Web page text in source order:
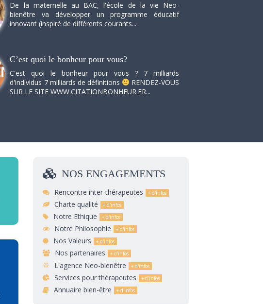
De la maternelle au BAC, l'école de la vie Neo-
bienêtre va développer un programme éducatif
innovant (inspiré de différents courants...
C’est quoi le bonheur pour vous?
C'est quoi le bonheur pour vous ? 7 milliards
d'individus 7 milliards de définitions
RENDEZ-VOUS
SUR LE SITE WWW.CITATIONBONHEUR.FR...
NOS ENGAGEMENTS
Rencontre inter-thérapeutes
Charte qualité
Notre Ethique
Notre Philosophie
Nos Valeurs
Nos partenaires
L'agence Neo-bienêtre
Services pour thérapeutes
Annuaire bien-être